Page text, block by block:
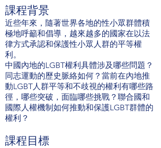
課程背景
近些年來，隨著世界各地的性小眾群體積
極地呼籲和倡導，越來越多的國家在以法
律方式承認和保護性小眾人群的平等權
利。
中國內地的LGBT權利具體涉及哪些問題？
同志運動的歷史脈絡如何？當前在內地推
動LGBT人群平等和不歧視的權利有哪些路
徑，哪些突破，面臨哪些挑戰？聯合國和
國際人權機制如何推動和保護LGBT群體的
權利？
課程目標